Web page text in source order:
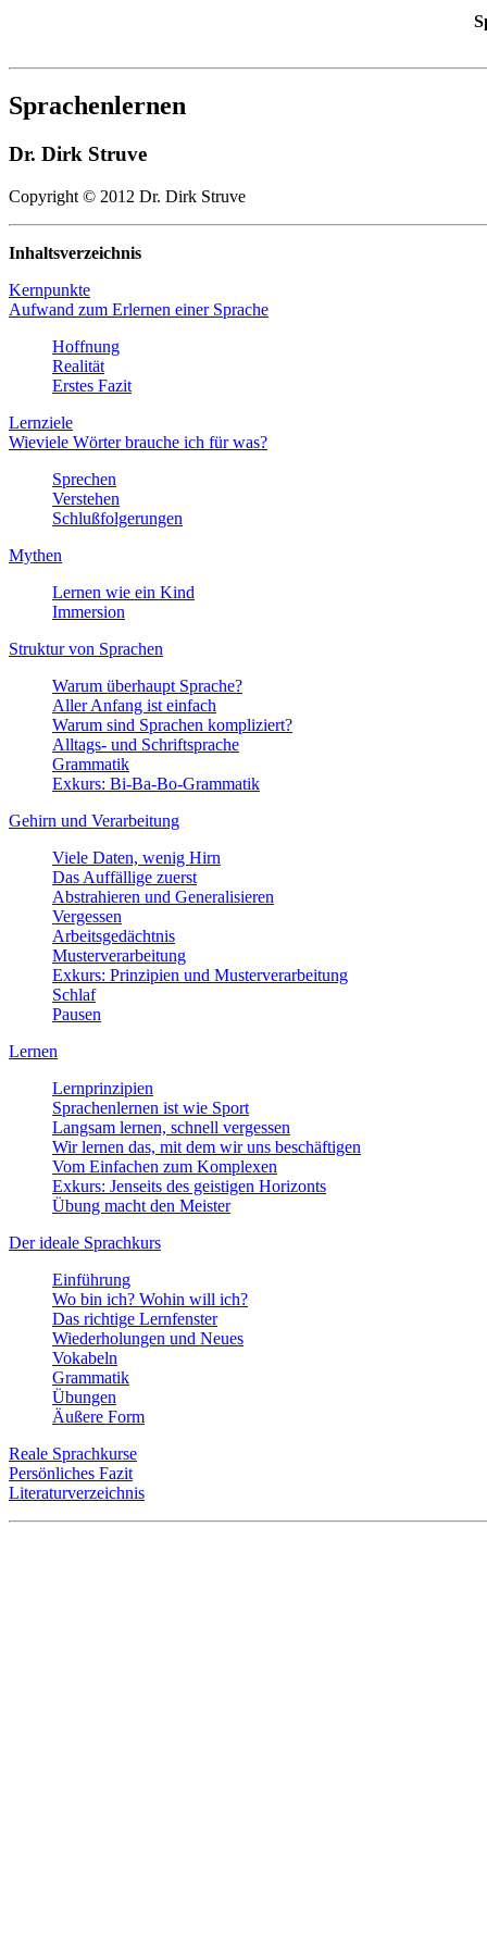
Sprachenlernen
Dr. Dirk Struve
Copyright © 2012 Dr. Dirk Struve
Inhaltsverzeichnis
Kernpunkte
Aufwand zum Erlernen einer Sprache
Hoffnung
Realität
Erstes Fazit
Lernziele
Wieviele Wörter brauche ich für was?
Sprechen
Verstehen
Schlußfolgerungen
Mythen
Lernen wie ein Kind
Immersion
Struktur von Sprachen
Warum überhaupt Sprache?
Aller Anfang ist einfach
Warum sind Sprachen kompliziert?
Alltags- und Schriftsprache
Grammatik
Exkurs: Bi-Ba-Bo-Grammatik
Gehirn und Verarbeitung
Viele Daten, wenig Hirn
Das Auffällige zuerst
Abstrahieren und Generalisieren
Vergessen
Arbeitsgedächtnis
Musterverarbeitung
Exkurs: Prinzipien und Musterverarbeitung
Schlaf
Pausen
Lernen
Lernprinzipien
Sprachenlernen ist wie Sport
Langsam lernen, schnell vergessen
Wir lernen das, mit dem wir uns beschäftigen
Vom Einfachen zum Komplexen
Exkurs: Jenseits des geistigen Horizonts
Übung macht den Meister
Der ideale Sprachkurs
Einführung
Wo bin ich? Wohin will ich?
Das richtige Lernfenster
Wiederholungen und Neues
Vokabeln
Grammatik
Übungen
Äußere Form
Reale Sprachkurse
Persönliches Fazit
Literaturverzeichnis